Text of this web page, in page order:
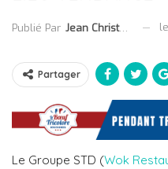
Publié Par Jean Christophe Collet le
Partager
Le Groupe STD (Wok